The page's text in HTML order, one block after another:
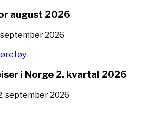
august 2026
september 2026
i Norge 2. kvartal 2026
september 2026